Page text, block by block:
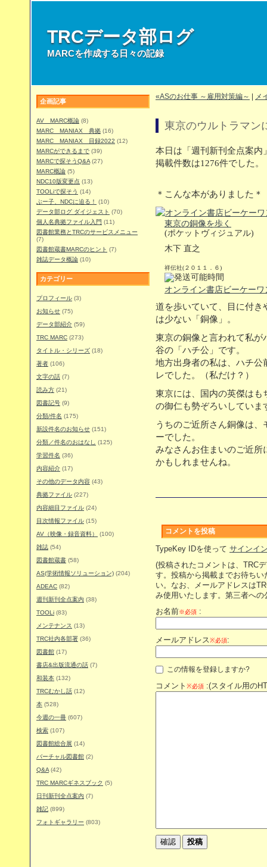
TRCデータ部ログ
MARCを作成する日々の記録
企画記事
AV MARC概論 (8)
MARC MANIAX 典拠 (16)
MARC MANIAX 目録2022 (12)
MARCができるまで (39)
MARCで探そうQ&A (27)
MARC概論 (5)
NDC10版変更点 (13)
TOOLiで探そう (14)
ぶー子、NDCに迫る！
(10)
データ部ログ ダイジェスト (70)
個人名典拠ファイル入門 (11)
図書館業務とTRCのサービスメニュー
(7)
図書館蔵書MARCのヒント (7)
雑誌データ概論 (10)
カテゴリー
プロフィール (3)
お知らせ (75)
データ部紹介 (59)
TRC MARC (273)
タイトル・シリーズ (18)
著者 (106)
文字の話 (7)
読み方 (21)
図書記号 (9)
分類/件名 (175)
新設件名のお知らせ (151)
分類／件名のおはなし
(125)
学習件名 (36)
内容紹介 (17)
その他のデータ内容 (43)
典拠ファイル (227)
内容細目ファイル (24)
目次情報ファイル (15)
AV（映像・録音資料）
(100)
雑誌 (54)
図書館蔵書 (58)
AS(学術情報ソリューション) (204)
ADEAC (82)
週刊新刊全点案内 (38)
TOOLi (83)
メンテナンス (13)
TRC社内各部署 (36)
図書館 (17)
書店&出版流通の話 (7)
和装本 (132)
TRCむかし話 (12)
本 (528)
今週の一冊 (607)
検索 (107)
図書館総合展 (14)
バーチャル図書館 (2)
Q&A (42)
TRC MARCギネスブック (5)
日刊新刊全点案内 (7)
雑記 (899)
フォトギャラリー (803)
«ASのお仕事 ～雇用対策編～ メ
東京のウルトラマン
本日は「週刊新刊全点案内
掲載件数は1276件でした。
＊こんな本がありました＊
東京の銅像を歩く
(ポケットヴィジュアル)
木下 直之
祥伝社(２０１１．６)
オンライン書店ビーケー
道を歩いていて、目に付き
は少ない「銅像」。
東京の銅像と言われて私が
谷の「ハチ公」です。
地方出身者の私は、ハチ公
レでした。（私だけ？）
東京には、国内の英傑はも
の御仁も勢ぞろいしていま
うちのご近所さん銅像は
ーでした。
みなさんお住まいのご近所
かもしれませんね。
コメントを投稿
TypeKey IDを使って サインイ
(投稿されたコメントは、TRC
す。投稿から掲載までお待ち
い。なお、メールアドレスは
み使用いたします。第三者へ
お名前※必須 :
メールアドレス※必須:
この情報を登録しますか?
コメント ※必須 :(スタイル用の